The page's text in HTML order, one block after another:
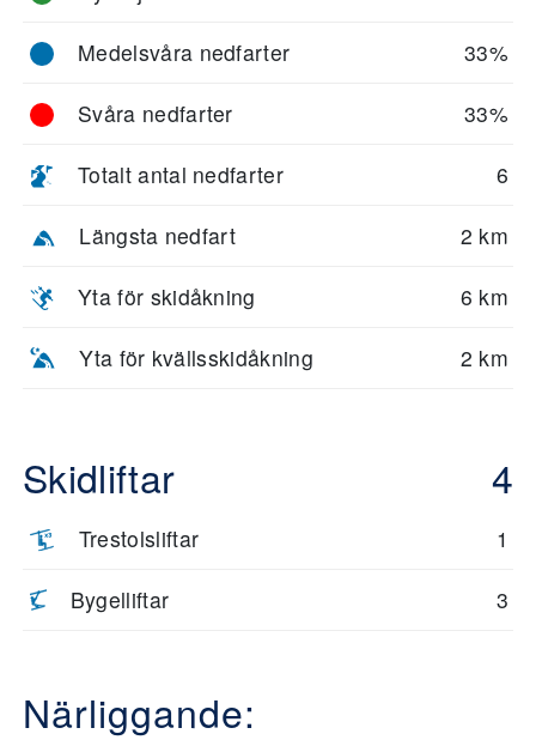
Medelsvåra nedfarter 33%
Svåra nedfarter 33%
Totalt antal nedfarter 6
Längsta nedfart 2 km
Yta för skidåkning 6 km
Yta för kvällsskidåkning 2 km
Skidliftar 4
Trestolsliftar 1
Bygelliftar 3
Närliggande: